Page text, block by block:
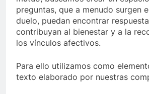
preguntas, que a menudo surgen
duelo, puedan encontrar
contribuyan al bienestar y a la
los vínculos afectivos.
Para ello utilizamos como
texto elaborado por nuestras